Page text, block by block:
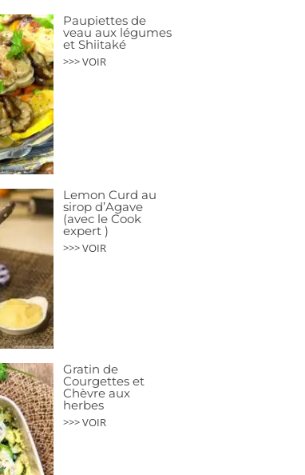
Paupiettes de
veau aux légumes
et Shiitaké
>>> VOIR
Lemon Curd au
sirop d’Agave
(avec le Cook
expert )
>>> VOIR
Gratin de
Courgettes et
Chèvre aux
herbes
>>> VOIR